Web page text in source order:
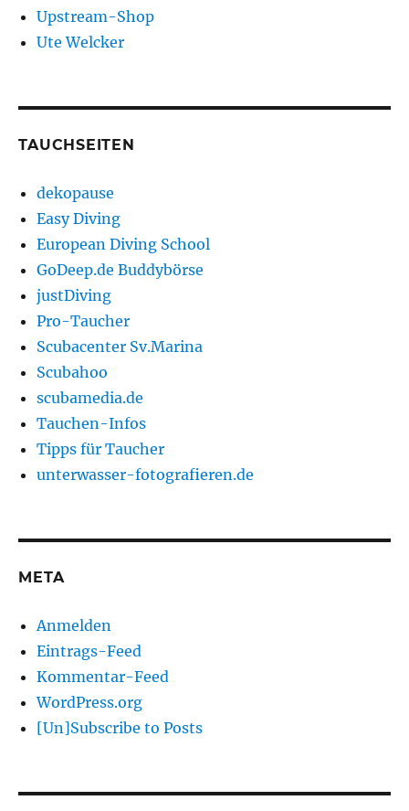
Upstream-Shop
Ute Welcker
TAUCHSEITEN
dekopause
Easy Diving
European Diving School
GoDeep.de Buddybörse
justDiving
Pro-Taucher
Scubacenter Sv.Marina
Scubahoo
scubamedia.de
Tauchen-Infos
Tipps für Taucher
unterwasser-fotografieren.de
META
Anmelden
Eintrags-Feed
Kommentar-Feed
WordPress.org
[Un]Subscribe to Posts